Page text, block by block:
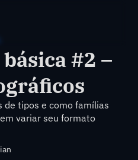
#2 –
de tipos e como famílias
variar seu formato